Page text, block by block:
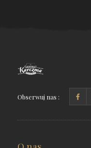
Obserwuj nas :